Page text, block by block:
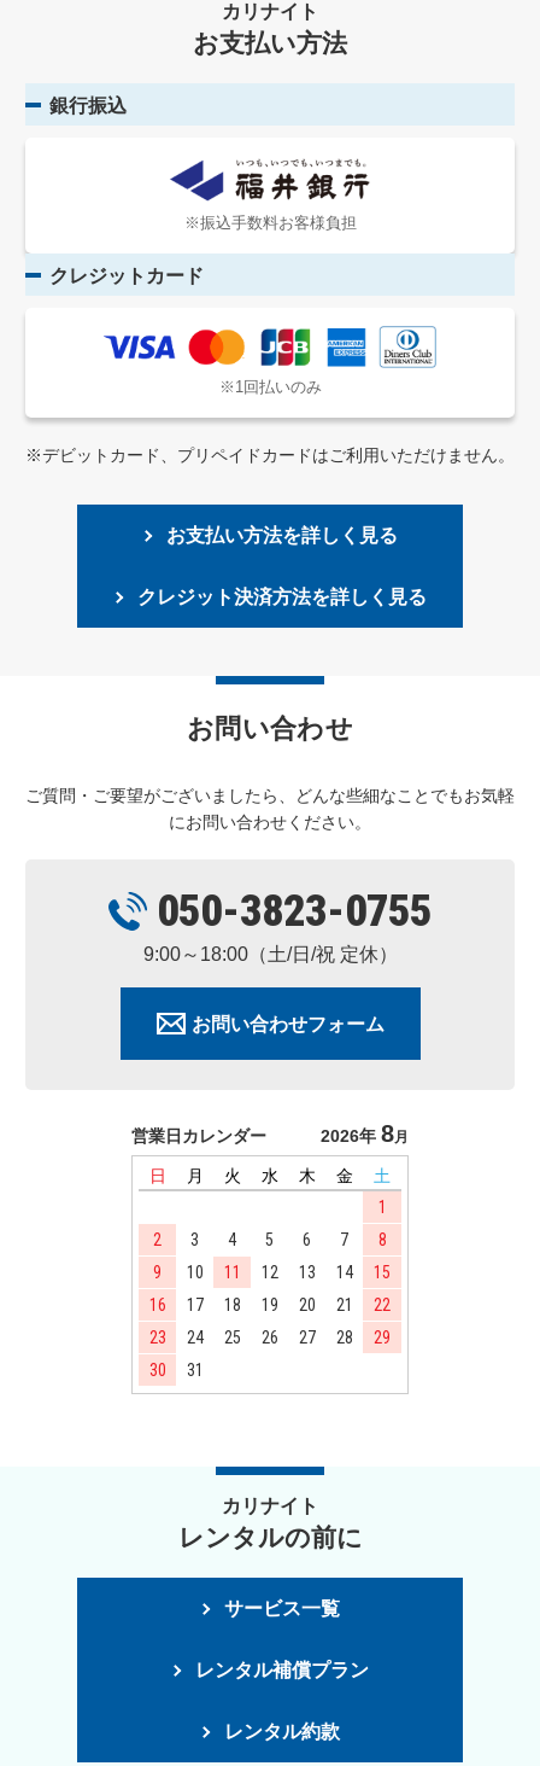
カリナイト
お支払い方法
銀行振込
※振込手数料お客様負担
クレジットカード
※1回払いのみ
※デビットカード、プリペイドカードはご利用いただけません。
お支払い方法を詳しく見る
クレジット決済方法を詳しく見る
お問い合わせ
ご質問・ご要望がございましたら、どんな些細なことでもお気軽
にお問い合わせください。
営業日カレンダー 2026年 8月
日 月 火 水 木 金
土
1
2
3 4 5 6 7
8
9
10 11 12 13 14
15
16
17 18 19 20 21
22
23
24 25 26 27 28
29
30
31
050-3823-0755
9:00～18:00（土/日/祝 定休）
お問い合わせフォーム
カリナイト
レンタルの前に
サービス一覧
レンタル補償プラン
レンタル約款